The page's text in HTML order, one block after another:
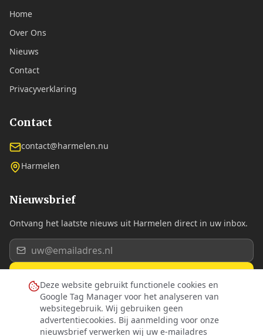
Deze website gebruikt functionele cookies en
Google Tag Manager voor het analyseren van
websitegebruik. Wij gebruiken geen
advertentiecookies. Bij aanmelding voor onze
nieuwsbrief verwerken wij uw e-mailadres
Home
Over Ons
Nieuws
Contact
Privacyverklaring
Contact
contact@harmelen.nu
Harmelen
Nieuwsbrief
Ontvang het laatste nieuws uit Harmelen direct in uw inbox.
Aanmelden
Ik ga akkoord met de privacyverklaring .